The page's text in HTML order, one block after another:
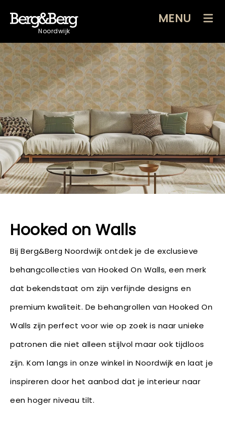
Noordwijk
MENU
Hooked on Walls
Bij Berg&Berg Noordwijk ontdek je de exclusieve
behangcollecties van Hooked On Walls, een merk
dat bekendstaat om zijn verfijnde designs en
premium kwaliteit. De behangrollen van Hooked On
Walls zijn perfect voor wie op zoek is naar unieke
patronen die niet alleen stijlvol maar ook tijdloos
zijn. Kom langs in onze winkel in Noordwijk en laat je
inspireren door het aanbod dat je interieur naar
een hoger niveau tilt.